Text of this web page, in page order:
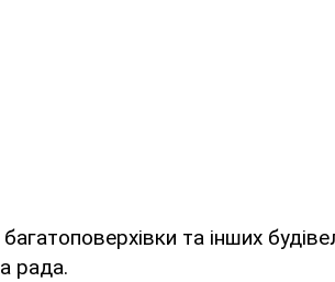
та інших
рада.